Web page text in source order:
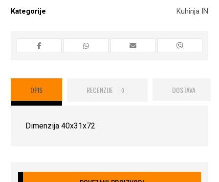
Kategorije Kuhinja IN
OPIS RECENZIJE 0 DOSTAVA
Dimenzija 40x31x72